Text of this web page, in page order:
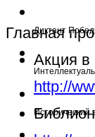
Диктант
Исторический
Главная
Акция в
http://